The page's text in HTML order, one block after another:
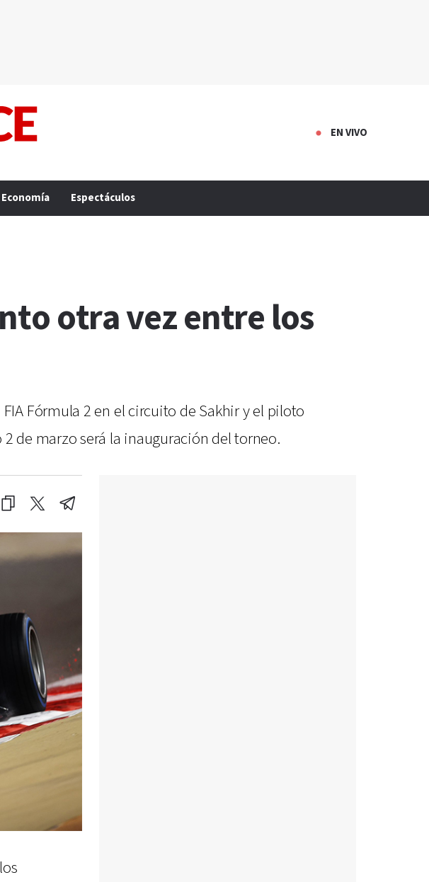
EN VIVO
Economía Espectáculos
otra vez entre los
Fórmula 2 en el circuito de Sakhir y el piloto
de marzo será la inauguración del torneo.